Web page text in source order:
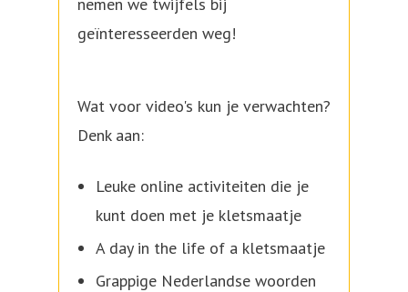
geïnteresseerden weg!
Wat voor video's kun je verwachten?
Denk aan:
Leuke online activiteiten die je
kunt doen met je kletsmaatje
A day in the life of a kletsmaatje
Grappige Nederlandse woorden